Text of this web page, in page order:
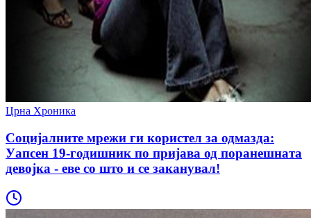
Црна Хроника
Социјалните мрежи ги користел за одмазда:
Уапсен 19-годишник по пријава од поранешната
девојка - еве со што и се заканувал!